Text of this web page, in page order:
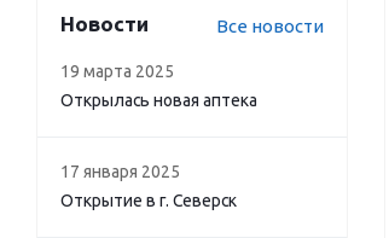
Новости Все новости
19 марта 2025
Открылась новая аптека
17 января 2025
Открытие в г. Северск